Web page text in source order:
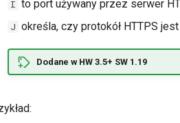
I to port używany przez serwer
J określa, czy protokół HTTPS
Dodane w HW 3.5+ SW 1.19